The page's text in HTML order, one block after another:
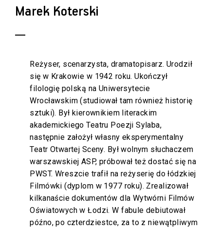
Marek Koterski
Reżyser, scenarzysta, dramatopisarz. Urodził
się w Krakowie w 1942 roku. Ukończył
filologię polską na Uniwersytecie
Wrocławskim (studiował tam również historię
sztuki). Był kierownikiem literackim
akademickiego Teatru Poezji Sylaba,
następnie założył własny eksperymentalny
Teatr Otwartej Sceny. Był wolnym słuchaczem
warszawskiej ASP, próbował też dostać się na
PWST. Wreszcie trafił na reżyserię do łódzkiej
Filmówki (dyplom w 1977 roku). Zrealizował
kilkanaście dokumentów dla Wytwórni Filmów
Oświatowych w Łodzi. W fabule debiutował
późno, po czterdziestce, za to z niewątpliwym